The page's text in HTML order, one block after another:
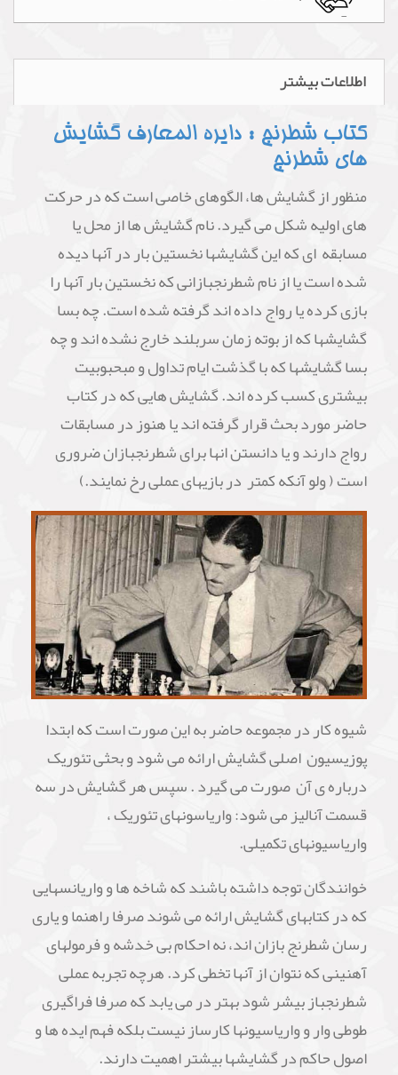
اطلاعات بیشتر
کتاب شطرنج : دایره المعارف گشایش
های شطرنج
منظور از گشایش ها، الگوهای خاصی است که در حرکت
های اولیه شکل می گیرد. نام گشایش ها از محل یا
مسابقه ای که این گشایشها نخستین بار در آنها دیده
شده است یا از نام شطرنجبازانی که نخستین بار آنها را
بازی کرده یا رواج داده اند گرفته شده است. چه بسا
گشایشها که از بوته زمان سربلند خارج نشده اند و چه
بسا گشایشها که با گذشت ایام تداول و مبحبوبیت
بیشتری کسب کرده اند. گشایش هایی که در کتاب
حاضر مورد بحث قرار گرفته اند یا هنوز در مسابقات
رواج دارند و یا دانستن انها برای شطرنجبازان ضروری
است ( ولو آنکه کمتر در بازیهای عملی رخ نمایند.)
شیوه کار در مجموعه حاضر به این صورت است که ابتدا
پوزیسیون اصلی گشایش ارائه می شود و بحثی تئوریک
درباره ی آن صورت می گیرد . سپس هر گشایش در سه
قسمت آنالیز می شود: واریاسونهای تئوریک ،
واریاسیونهای تکمیلی.
خوانندگان توجه داشته باشند که شاخه ها و واریانسهایی
که در کتابهای گشایش ارائه می شوند صرفا راهنما و یاری
رسان شطرنج بازان اند، نه احکام بی خدشه و فرمولهای
آهنینی که نتوان از آنها تخطی کرد. هرچه تجربه عملی
شطرنجباز بیشر شود بهتر در می یابد که صرفا فراگیری
طوطی وار و واریاسیونها کارساز نیست بلکه فهم ایده ها و
اصول حاکم در گشایشها بیشتر اهمیت دارند.